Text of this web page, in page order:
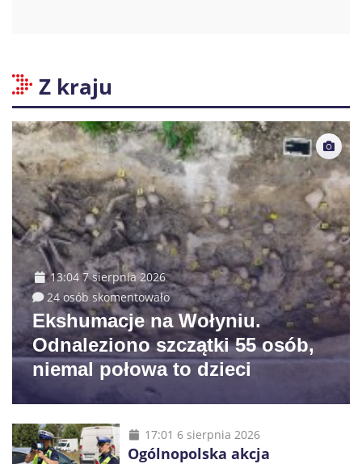
Z kraju
13:04 7 sierpnia 2026
24 osób skomentowało
Ekshumacje na Wołyniu.
Odnaleziono szczątki 55 osób,
niemal połowa to dzieci
17:01 6 sierpnia 2026
Ogólnopolska akcja